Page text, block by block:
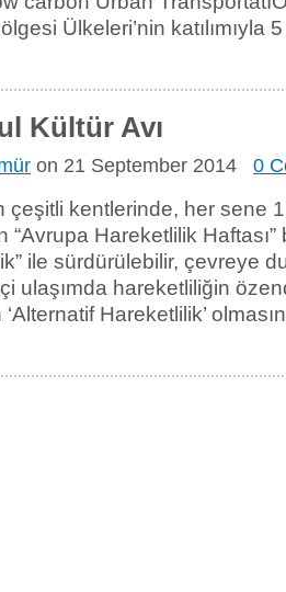
Ülkeleri’nin katılımıyla
Kültür Avı
on 21 September 2014 0
çeşitli kentlerinde, her sene
Hareketlilik Haftası”
ile sürdürülebilir, çevreye
ulaşımda hareketliliğin
‘Alternatif Hareketlilik’